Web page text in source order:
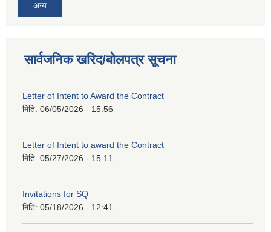
अन्य
सार्वजनिक खरिद/बोलपत्र सूचना
Letter of Intent to Award the Contract
मिति: 06/05/2026 - 15:56
Letter of Intent to award the Contract
मिति: 05/27/2026 - 15:11
Invitations for SQ
मिति: 05/18/2026 - 12:41